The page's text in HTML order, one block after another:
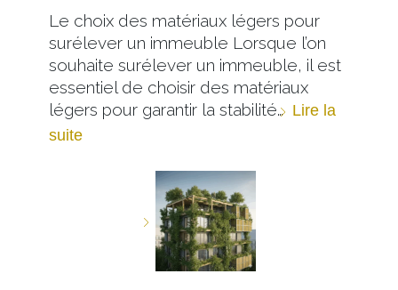
Le choix des matériaux légers pour
surélever un immeuble Lorsque l’on
souhaite surélever un immeuble, il est
essentiel de choisir des matériaux
légers pour garantir la stabilité… Lire la
suite